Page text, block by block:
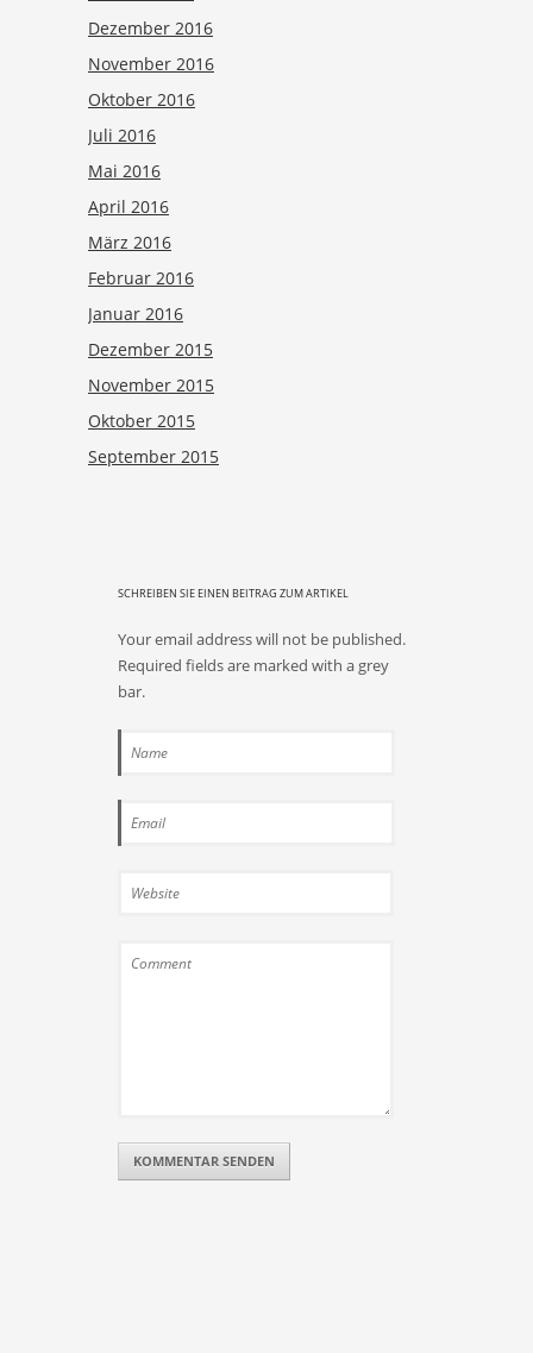
Dezember 2016
November 2016
Oktober 2016
Juli 2016
Mai 2016
April 2016
März 2016
Februar 2016
Januar 2016
Dezember 2015
November 2015
Oktober 2015
September 2015
SCHREIBEN SIE EINEN BEITRAG ZUM ARTIKEL
Your email address will not be published.
Required fields are marked with a grey
bar.